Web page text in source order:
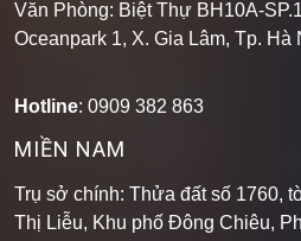
X. Như Quỳnh,T. Hưng Yên.
Văn Phòng: Biệt Thự BH10A-
Hotline: 0909 382 863
MIỀN NAM
Trụ sở chính: Thửa đất số 1760,